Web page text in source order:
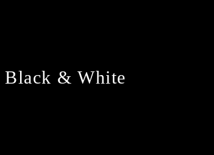
Black & White